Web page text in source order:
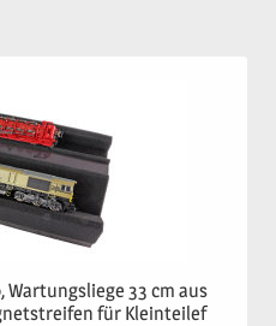
Wartungsliege 33 cm aus
für Kleinteilef